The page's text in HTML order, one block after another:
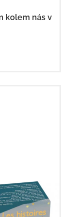
kolem nás v